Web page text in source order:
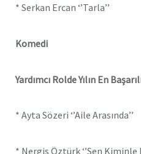
* Serkan Ercan ‘’Tarla’’
Komedi
Yardımcı Rolde Yılın En
* Ayta Sözeri ‘’Aile Arasında’’
* Nergis Öztürk ‘’Sen Kiminle